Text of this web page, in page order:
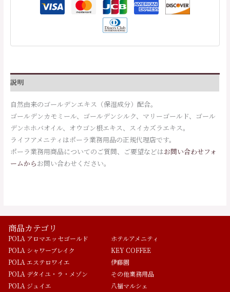
説明
自然由来のゴールデンエキス（保湿成分）配合。
ゴールデンカモミール、ゴールデンシルク、マリーゴールド、ゴール
デンホホバオイル、オウゴン根エキス、スイカズラエキス。
ライフアメニティはポーラ業務用品の正規代理店です。
ポーラ業務用商品についてのご質問、ご要望などはお問い合わせフォ
ームからお問い合わせください。
商品カテゴリ
POLA アロマエッセゴールド
POLA シャワーブレイク
POLA エステロワイエ
POLA デタイユ・ラ・メゾン
POLA ジュイエ
ホテルアメニティ
KEY COFFEE
伊藤園
その他業務用品
八福マルシェ